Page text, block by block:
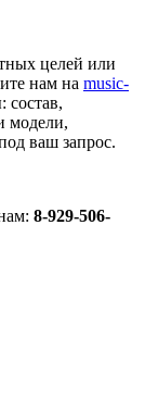
целей или
нам на music-
состав,
модели,
ваш запрос.
8-929-506-